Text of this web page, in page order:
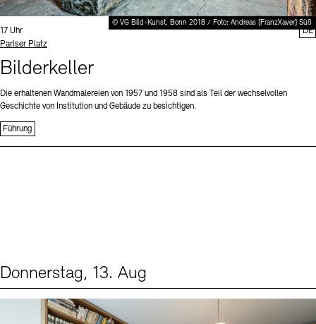
© VG Bild-Kunst, Bonn 2018 / Foto: Andreas [FranzXaver] Süß
Uhrzeit:
17 Uhr
Standort
Pariser Platz
Bilderkeller
Die erhaltenen Wandmalereien von 1957 und 1958 sind als Teil der wechselvollen
Geschichte von Institution und Gebäude zu besichtigen.
Führung
DE
Donnerstag, 13. Aug